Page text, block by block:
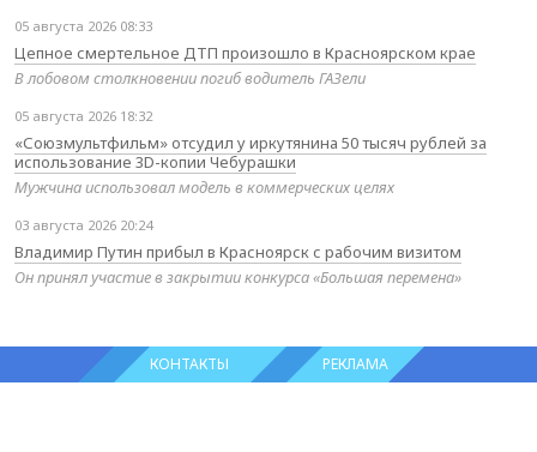
05 августа 2026 08:33
Цепное смертельное ДТП произошло в Красноярском крае
В лобовом столкновении погиб водитель ГАЗели
05 августа 2026 18:32
«Союзмультфильм» отсудил у иркутянина 50 тысяч рублей за
использование 3D-копии Чебурашки
Мужчина использовал модель в коммерческих целях
03 августа 2026 20:24
Владимир Путин прибыл в Красноярск с рабочим визитом
Он принял участие в закрытии конкурса «Большая перемена»
КОНТАКТЫ РЕКЛАМА